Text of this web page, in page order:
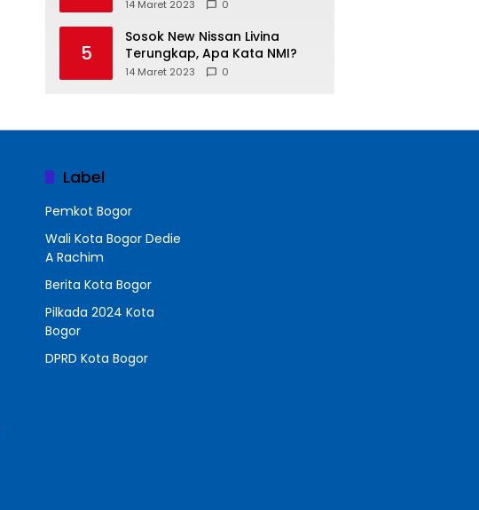
14 Maret 2023 0
5
Sosok New Nissan Livina
Terungkap, Apa Kata NMI?
14 Maret 2023 0
Label
Pemkot Bogor
Wali Kota Bogor Dedie
A Rachim
Berita Kota Bogor
Pilkada 2024 Kota
Bogor
DPRD Kota Bogor